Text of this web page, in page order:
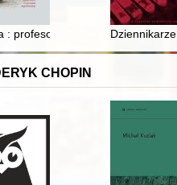
powstania Związku
: profesor Michał Jaskólski
CHOPIN